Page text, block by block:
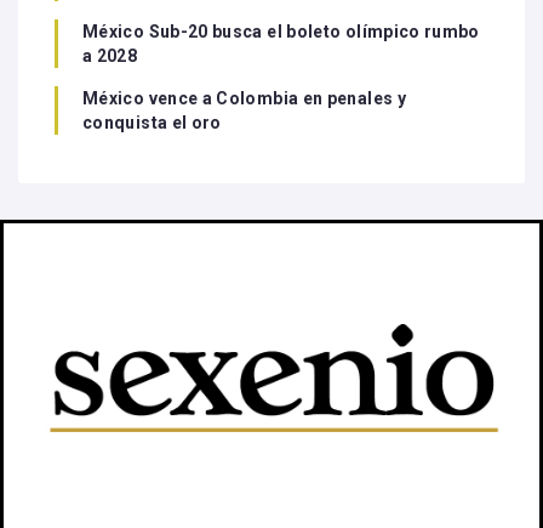
México Sub-20 busca el boleto olímpico rumbo
a 2028
México vence a Colombia en penales y
conquista el oro